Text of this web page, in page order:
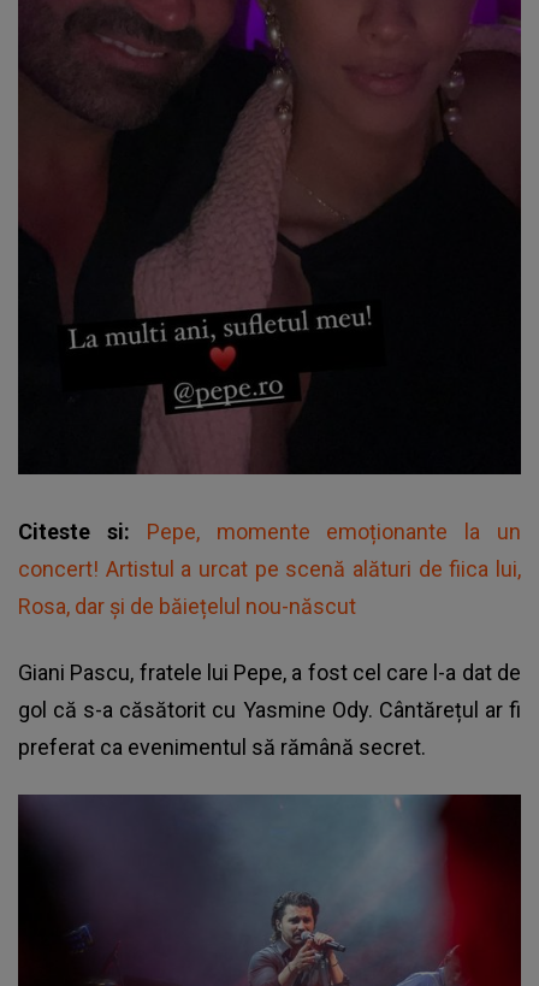
Citeste si: Pepe, momente emoționante la un
concert! Artistul a urcat pe scenă alături de fiica lui,
Rosa, dar și de băiețelul nou-născut
Giani Pascu, fratele lui Pepe, a fost cel care l-a dat de
gol că s-a căsătorit cu Yasmine Ody. Cântărețul ar fi
preferat ca evenimentul să rămână secret.